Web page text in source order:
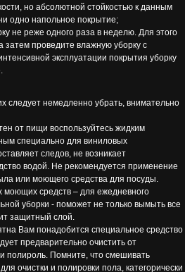
но абсолютной стойкостью к данным
одно напольное покрытие;
не реже одного раза в неделю. Для этого
затем проведите влажную уборку с
эксплуатации покрытия уборку
следует немедленно убрать, внимательно
от пищи воспользуйтесь жидким
специально для виниловых
следов, не возникает
водой. Не рекомендуется применение
или моющего средства для посуды.
моющих средств – для ежедневного
уборки - поможет не только вымыть все
защитный слой.
Вам понадобится специальное средство
предварительно очистить от
полироль. Помните, что смешивать
очистки и полировки пола, категорически